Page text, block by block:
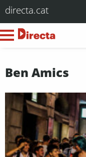
directa.cat
Ben Amics